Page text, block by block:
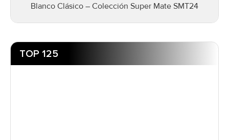
Blanco Clásico – Colección Super Mate SMT24
TOP 125